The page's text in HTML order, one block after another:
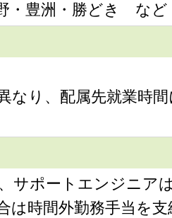
・豊洲・勝どき など
なり、配属先就業時
サポートエンジニア
は時間外勤務手当を